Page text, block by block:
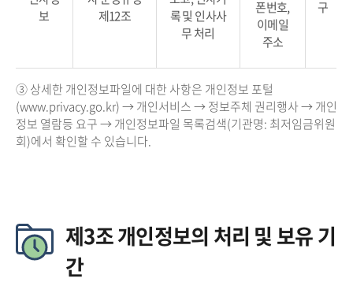
보
제12조
록 및 인사사
무 처리
폰번호,
이메일
주소
구
③ 상세한 개인정보파일에 대한 사항은 개인정보 포털
(www.privacy.go.kr) → 개인서비스 → 정보주체 권리행사 → 개인
정보 열람등 요구 → 개인정보파일 목록검색(기관명: 최저임금위원
회)에서 확인할 수 있습니다.
제3조 개인정보의 처리 및 보유 기
간